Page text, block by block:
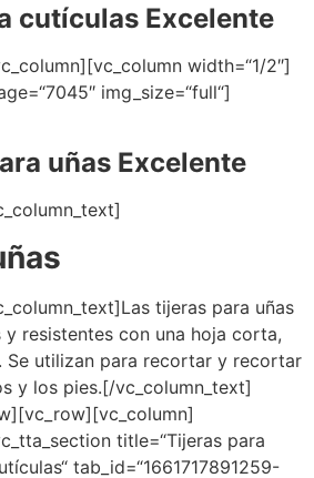
cutículas Excelente
width=“1/2″]
img_size=“full“]
uñas Excelente
tijeras para uñas
y resistentes con una hoja corta,
Se utilizan para recortar y recortar
y los pies.[/vc_column_text]
title=“Tijeras para
tab_id=“1661717891259-